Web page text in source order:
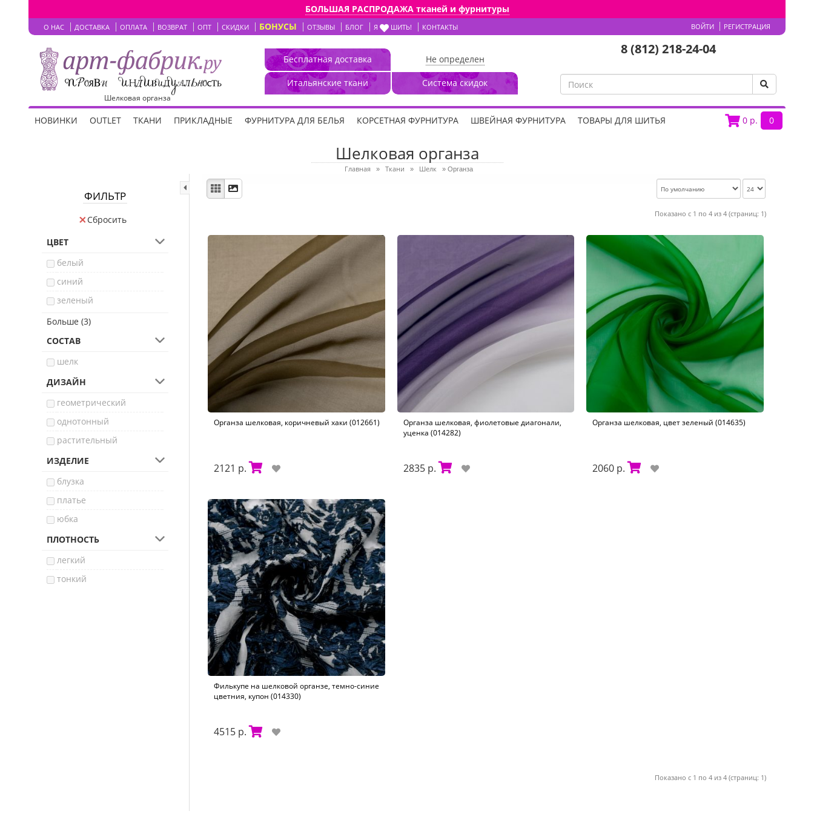
БОЛЬШАЯ РАСПРОДАЖА тканей и фурнитуры
О НАС ДОСТАВКА ОПЛАТА ВОЗВРАТ ОПТ СКИДКИ БОНУСЫ ОТЗЫВЫ БЛОГ Я ШИТЬ! КОНТАКТЫ ВОЙТИ РЕГИСТРАЦИЯ
Бесплатная доставка
Итальянские ткани
Не определен
Система скидок
8 (812) 218-24-04
Шелковая органза
0 р. 0
НОВИНКИ OUTLET ТКАНИ ПРИКЛАДНЫЕ ФУРНИТУРА ДЛЯ БЕЛЬЯ КОРСЕТНАЯ ФУРНИТУРА ШВЕЙНАЯ ФУРНИТУРА ТОВАРЫ ДЛЯ ШИТЬЯ
Шелковая органза
Главная » Ткани » Шелк » Органза
ФИЛЬТР
Сбросить
ЦВЕТ
белый
синий
зеленый
коричневый
хаки
Больше (3)
СОСТАВ
шелк
ДИЗАЙН
геометрический
однотонный
растительный
ИЗДЕЛИЕ
блузка
платье
юбка
ПЛОТНОСТЬ
легкий
тонкий
Показано с 1 по 4 из 4 (страниц: 1)
Органза шелковая, коричневый хаки (012661)
2121 р.
Органза шелковая, фиолетовые диагонали,
уценка (014282)
2835 р.
Органза шелковая, цвет зеленый (014635)
2060 р.
Филькупе на шелковой органзе, темно-синие
цветния, купон (014330)
4515 р.
Показано с 1 по 4 из 4 (страниц: 1)